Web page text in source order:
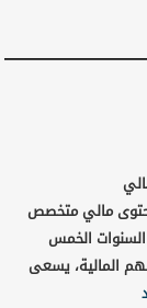
محتوى مالي متخصص
السنوات الخمس
المالية، يسعى